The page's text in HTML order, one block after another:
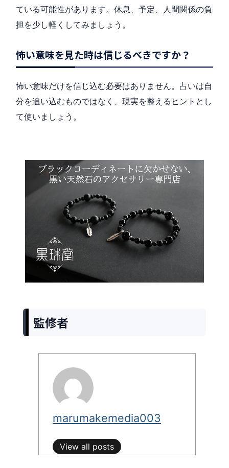
ている可能性があります。休息、予定、人間関係の負
担を少し軽くしてみましょう。
怖い意味を見た時は信じるべきですか？
怖い意味だけを信じ込む必要はありません。占いは自
分を追い込むものではなく、現実を整えるヒントとし
て使いましょう。
監修者
marumakemedia003
View all posts